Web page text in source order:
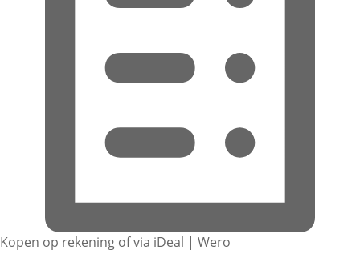
Kopen op rekening of via iDeal | Wero